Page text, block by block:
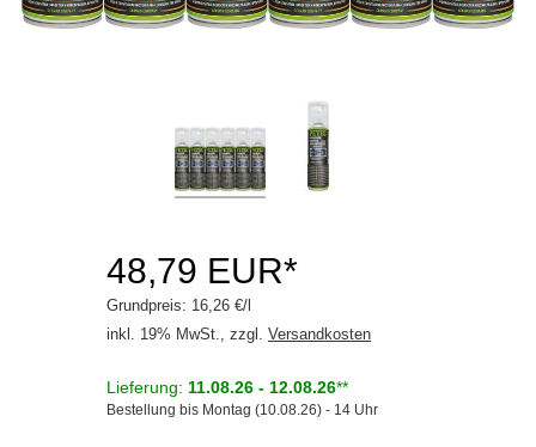
Zubehör
48,79 EUR*
Grundpreis: 16,26 €/l
inkl. 19% MwSt., zzgl. Versandkosten
Lieferung: 11.08.26 - 12.08.26**
Bestellung bis Montag (10.08.26) - 14 Uhr